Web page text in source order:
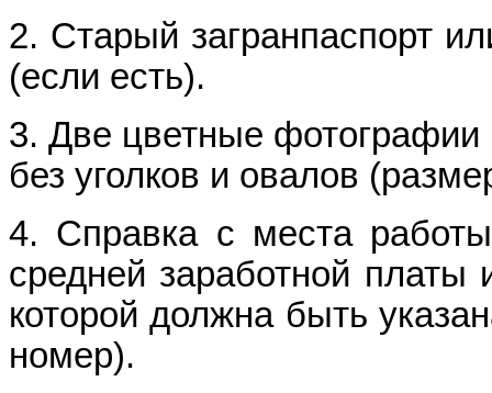
2. Старый загранпаспорт
(если есть).
3. Две цветные
без уголков и овалов
4. Справка с места
средней заработной платы
которой должна быть
номер).